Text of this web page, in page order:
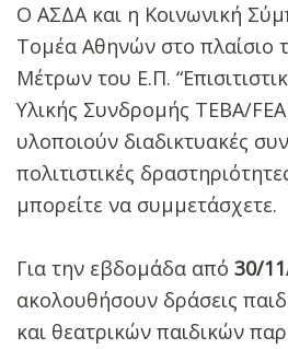
Ο ΑΣΔΑ και η Κοινωνική
Τομέα Αθηνών στο πλαίσιο
Μέτρων του Ε.Π.
Υλικής Συνδρομής ΤΕΒΑ/
υλοποιούν διαδικτυακές
πολιτιστικές
μπορείτε να συμμετάσχετε.
Για την εβδομάδα από 30/
ακολουθήσουν δράσεις
και θεατρικών παιδικών